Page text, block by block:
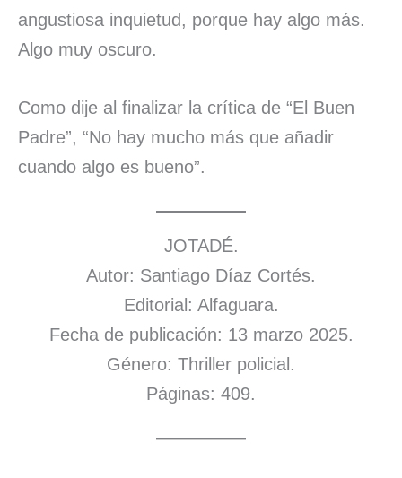
angustiosa inquietud, porque hay algo más.
Algo muy oscuro.
Como dije al finalizar la crítica de “El Buen
Padre”, “No hay mucho más que añadir
cuando algo es bueno”.
JOTADÉ.
Autor: Santiago Díaz Cortés.
Editorial: Alfaguara.
Fecha de publicación: 13 marzo 2025.
Género: Thriller policial.
Páginas: 409.